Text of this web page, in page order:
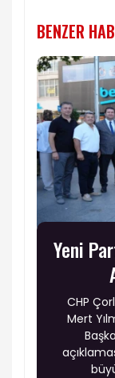
BENZER
Yeni
CHP
Mert